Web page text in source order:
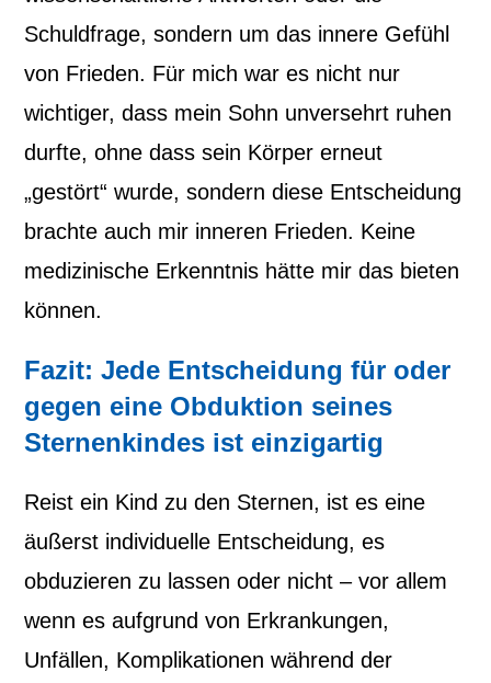
Schuldfrage, sondern um das innere Gefühl
von Frieden. Für mich war es nicht nur
wichtiger, dass mein Sohn unversehrt ruhen
durfte, ohne dass sein Körper erneut
„gestört“ wurde, sondern diese Entscheidung
brachte auch mir inneren Frieden. Keine
medizinische Erkenntnis hätte mir das bieten
können.
Fazit: Jede Entscheidung für oder
gegen eine Obduktion seines
Sternenkindes ist einzigartig
Reist ein Kind zu den Sternen, ist es eine
äußerst individuelle Entscheidung, es
obduzieren zu lassen oder nicht – vor allem
wenn es aufgrund von Erkrankungen,
Unfällen, Komplikationen während der